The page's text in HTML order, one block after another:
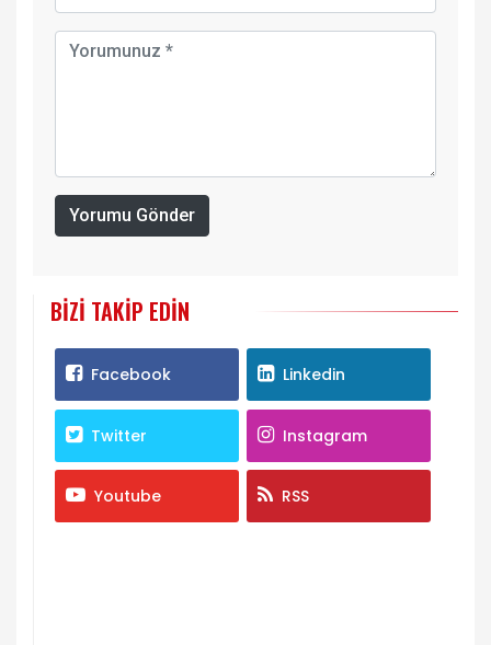
Yorumu Gönder
BIZI TAKIP EDIN
Facebook Linkedin
Twitter Instagram
Youtube RSS